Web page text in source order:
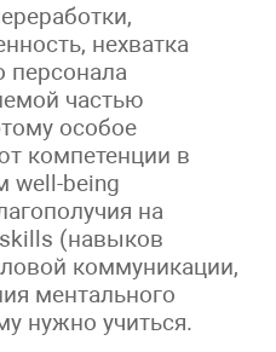
нехватка
персонала
частью
особое
компетенции в
well-being
на
(навыков
коммуникации,
ментального
нужно учиться.